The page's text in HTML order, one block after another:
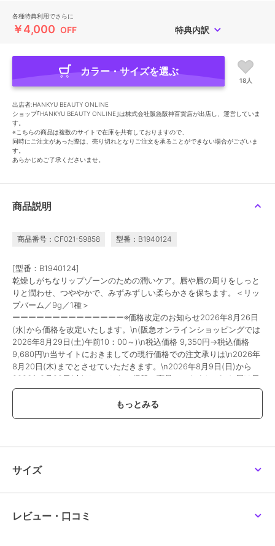
各種特典利用でさらに
￥4,000 OFF 特典内訳
カラー・サイズを選ぶ
18人
出店者:HANKYU BEAUTY ONLINE
ショップ｢HANKYU BEAUTY ONLINE｣は株式会社阪急阪神百貨店が出店し、運営していま
す。
※こちらの商品は複数のサイトで在庫を共有しておりますので、
同時にご注文があった際は、売り切れとなりご注文を承ることができない場合がございま
す。
あらかじめご了承くださいませ。
商品説明
商品番号：CF021-59858 型番：B1940124
[型番：B1940124]
乾燥しがちなリップゾーンのための潤いケア。唇や唇の周りをしっと
りと潤わせ、つややかで、みずみずしい柔らかさを保ちます。＜リッ
プバーム／9g／1種＞
ーーーーーーーーーーーーーー※価格改定のお知らせ2026年8月26日
(水)から価格を改定いたします。\n(阪急オンラインショッピングでは
2026年8月29日(土)午前10：00～)\n税込価格 9,350円→税込価格
9,680円\n当サイトにおきましての現行価格での注文承りは\n2026年
8月20日(木)までとさせていただきます。\n2026年8月9日(日)から
2026年8月20日(木)は、こちらで掲載の商品につきまして\nお届け日
のご指定をお伺いする事ができません。\nまた、お支払方法につきま
しては、\nクレジットカード・Amazon Payのみとなります。\n店頭
受取りサービス、コンビ二・郵便局での受取サービスはご利用いただ
この商品は、不良品のみ返品を承ります
ショップ
サイズ
レビュー・口コミ